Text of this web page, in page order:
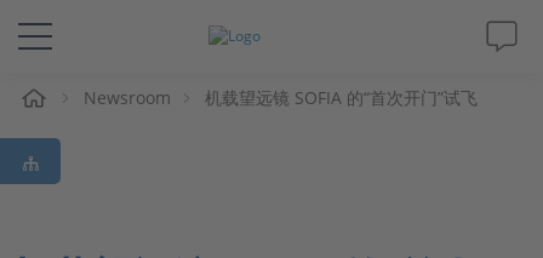
解决方案&产品
Support
视频
Newsroom 机载望远镜 SOFIA 的“首次开门”试飞